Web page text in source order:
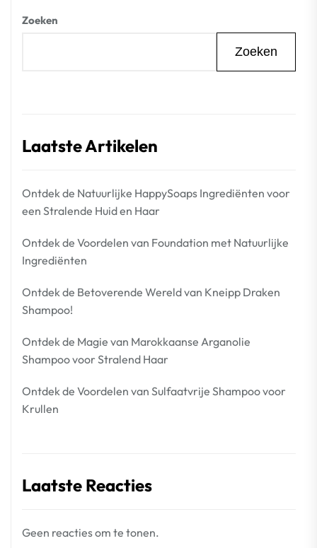
Zoeken
Zoeken
Laatste Artikelen
Ontdek de Natuurlijke HappySoaps Ingrediënten voor
een Stralende Huid en Haar
Ontdek de Voordelen van Foundation met Natuurlijke
Ingrediënten
Ontdek de Betoverende Wereld van Kneipp Draken
Shampoo!
Ontdek de Magie van Marokkaanse Arganolie
Shampoo voor Stralend Haar
Ontdek de Voordelen van Sulfaatvrije Shampoo voor
Krullen
Laatste Reacties
Geen reacties om te tonen.